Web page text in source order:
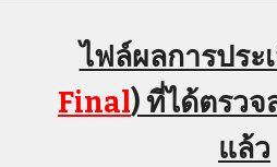
ไฟล์ผลการประ
Final) ที่ได้ตรวจ
แล้ว